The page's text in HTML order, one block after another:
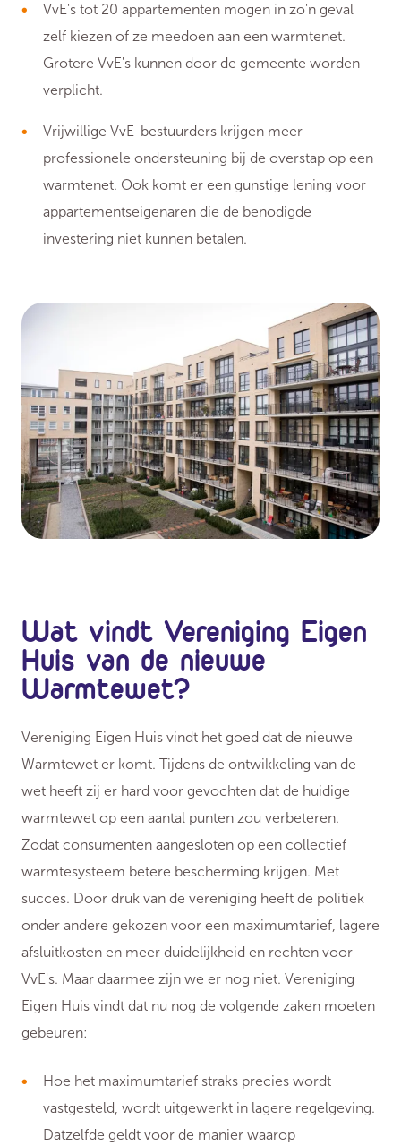
VvE's tot 20 appartementen mogen in zo'n geval
zelf kiezen of ze meedoen aan een warmtenet.
Grotere VvE's kunnen door de gemeente worden
verplicht.
Vrijwillige VvE-bestuurders krijgen meer
professionele ondersteuning bij de overstap op een
warmtenet. Ook komt er een gunstige lening voor
appartementseigenaren die de benodigde
investering niet kunnen betalen.
Wat vindt Vereniging Eigen
Huis van de nieuwe
Warmtewet?
Vereniging Eigen Huis vindt het goed dat de nieuwe
Warmtewet er komt. Tijdens de ontwikkeling van de
wet heeft zij er hard voor gevochten dat de huidige
warmtewet op een aantal punten zou verbeteren.
Zodat consumenten aangesloten op een collectief
warmtesysteem betere bescherming krijgen. Met
succes. Door druk van de vereniging heeft de politiek
onder andere gekozen voor een maximumtarief, lagere
afsluitkosten en meer duidelijkheid en rechten voor
VvE's. Maar daarmee zijn we er nog niet. Vereniging
Eigen Huis vindt dat nu nog de volgende zaken moeten
gebeuren:
Hoe het maximumtarief straks precies wordt
vastgesteld, wordt uitgewerkt in lagere regelgeving.
Datzelfde geldt voor de manier waarop